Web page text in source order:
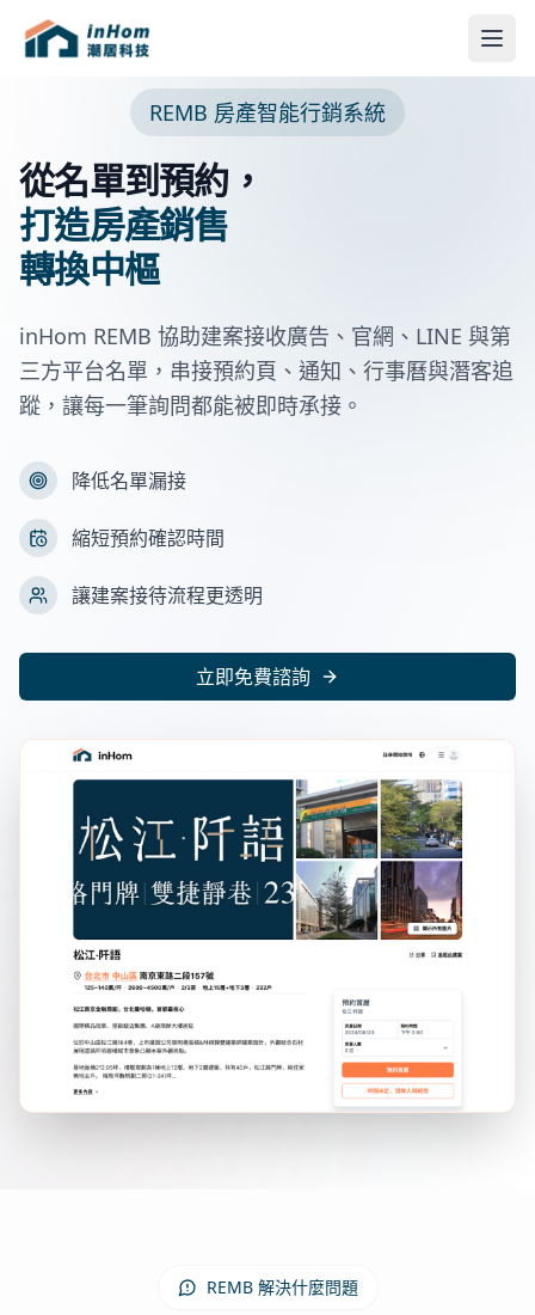
REMB 房產智能行銷系統
從名單到預約，
打造房產銷售
轉換中樞
inHom REMB 協助建案接收廣告、官網、LINE 與第
三方平台名單，串接預約頁、通知、行事曆與潛客追
蹤，讓每一筆詢問都能被即時承接。
降低名單漏接
縮短預約確認時間
讓建案接待流程更透明
立即免費諮詢
REMB 解決什麼問題